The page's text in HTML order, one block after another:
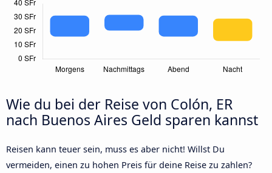
Wie du bei der Reise von Colón, ER
nach Buenos Aires Geld sparen kannst
Reisen kann teuer sein, muss es aber nicht! Willst Du
vermeiden, einen zu hohen Preis für deine Reise zu zahlen?